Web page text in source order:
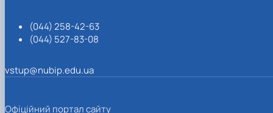
(044) 258-42-63
(044) 527-83-08
vstup@nubip.edu.ua
Офіційний портал сайту